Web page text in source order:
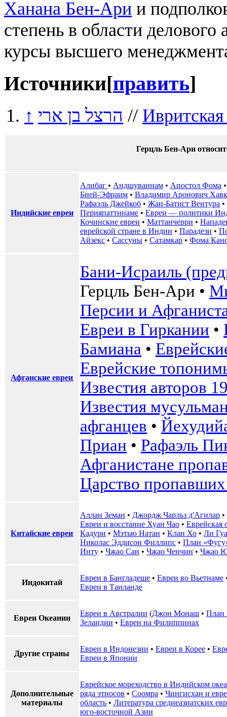
Ханана Бен-Ари и
степень в области
курсы высшего
Источники[править]
↑ הרצל בן ארי //
Герцль Бен-Ари
Индийские евреи
Алибаг ‎ • Андшуваннам • Апостол Фома
Бней-Эфраим • Владимир Аронович
Рафаэль Джейкоб • Жан-Батист Вентура •
Перияпаттинаме • Евреи — политики
Кочинские евреи • Маттанчерри •
еврейской стране в Индии • Парадези •
Айзекс • Сассуны • Сатамкар • Фома
Афганские евреи
Бани-Исраиль
Герцль Бен-Ари •
Персии и
Евреи в Гиркании •
Бамиана •
Еврейские
Известия авторов
Известия
афганцев •
Приан • Рафаэль
Афганистане
Царство
Китайские евреи
Аллан Земан • Джордж Чарльз д'Агилар •
Евреи и восстание Хуан Чао •
Кадури • Мэтью Натан • Клан Хо • Ли
Николас Эддисон Филлипс • План
Инту • Чжао Сан • Чжао Ченчин • Чжао
Индокитай
Евреи в Бангладеше • Евреи во Вьетнаме
Евреи в Таиланде
Евреи Океании
Евреи в Австралии (Джон Монаш • План
Зеландии • Евреи на Филиппинах
Другие страны
Евреи в Индонезии • Евреи в Корее •
Евреи в Японии
Дополнительные
материалы
Еврейское мореходство в Индийском
ряда этносов • Соомра • Чингисхан и
область • Литература среднеазиатских
юго-восточной Азии